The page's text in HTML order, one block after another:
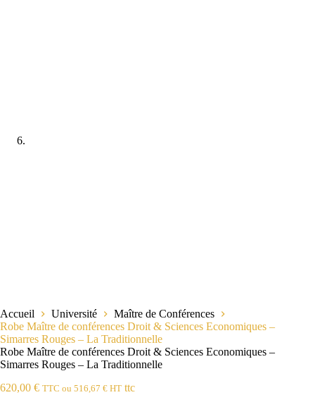
Accueil Université
Maître de Conférences
Robe Maître de conférences Droit & Sciences Economiques –
Simarres Rouges – La Traditionnelle
Robe Maître de conférences Droit & Sciences Economiques –
Simarres Rouges – La Traditionnelle
620,00 € TTC ou 516,67 € HT ttc